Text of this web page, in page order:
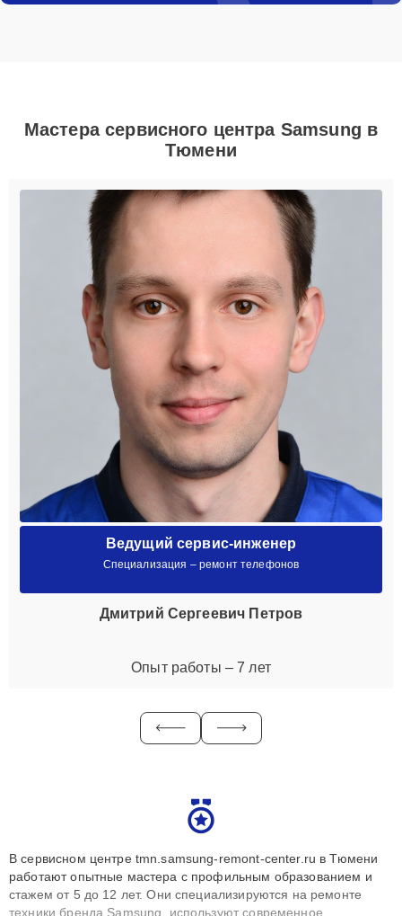
Мастера сервисного центра Samsung в
Тюмени
Ведущий сервис-инженер
Специализация – ремонт телефонов
Дмитрий Сергеевич Петров
Опыт работы – 7 лет
В сервисном центре tmn.samsung-remont-center.ru в Тюмени
работают опытные мастера с профильным образованием и
стажем от 5 до 12 лет. Они специализируются на ремонте
техники бренда Samsung, используют современное